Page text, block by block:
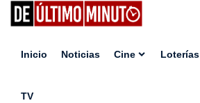
Inicio Noticias Cine Loterías
TV